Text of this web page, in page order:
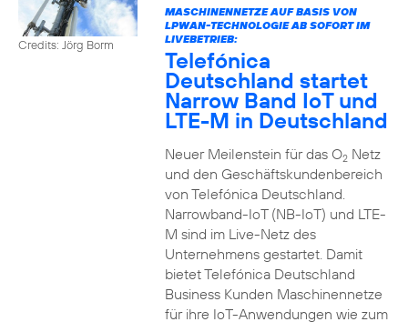
Credits: Jörg Borm
MASCHINENNETZE AUF BASIS VON
LPWAN-TECHNOLOGIE AB SOFORT IM
LIVEBETRIEB:
Telefónica
Deutschland startet
Narrow Band IoT und
LTE-M in Deutschland
Neuer Meilenstein für das O2Netz
und den Geschäftskundenbereich
von Telefónica Deutschland.
Narrowband-IoT (NB-IoT) und LTE-
M sind im Live-Netz des
Unternehmens gestartet. Damit
bietet Telefónica Deutschland
Business Kunden Maschinennetze
für ihre IoT-Anwendungen wie zum